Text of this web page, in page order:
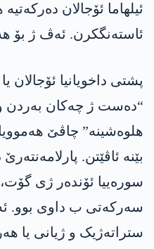
ئیلھاما ئۆجالان
ئاستەنگکرن. ئەڤ ژ بۆ
پشتی داخویانیا ئۆجالان
“دەست ژ چەکان بەردن و
هلوەشینە” چاڤێ
بێنە ئاڤێتن.
سورەییا ئۆندەر ژی
سەرکەتی ب داوی بوو.
ستراتەژیک و ژیانی یا